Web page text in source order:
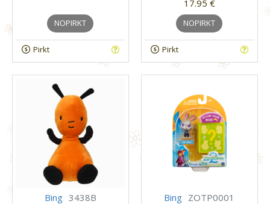
NOPIRKT
Pirkt
17.95 €
NOPIRKT
Pirkt
Bing 3438B Bing ZOTP0001